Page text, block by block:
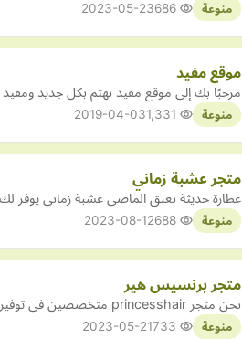
منوعة 2023-05-23
موقع مفيد
مرحبًا بك إلى موقع مفيد نهتم بكل جديد ومفيد
منوعة 2019-04-03
متجر عشبة زماني
عطارة حديثة بعبق الماضي عشبة زماني يوفر
منوعة 2023-08-12
متجر برنسيس هير
نحن متجر princesshair متخصصين فى توفير تشكيلة واسعة من ادوات الشعر ، بواريك, اكستنشنز وتشكيله مميزة من منتجات العنايه بالشعر
منوعة 2023-05-21